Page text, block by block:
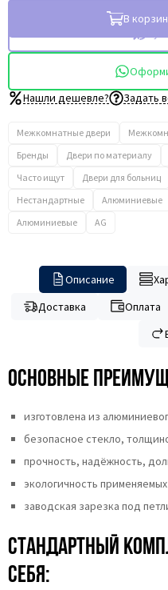
В
Нашли дешевле?
Задать
Межкомнатные двери
Бренды
Двери по материалу
Часто ищут
Двери для больниц
Нестандартные
Алюминиевые
Алюминиевые
AG
Описание
Доставка
Оплата
Основные
изготовлена из
безопасное стекло,
прочность, надёжность,
экологичность
заводская зарезка под
Стандартный
себя: